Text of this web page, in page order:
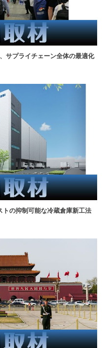
サプライチェーン全体の最適化
トの抑制可能な冷蔵倉庫新工法